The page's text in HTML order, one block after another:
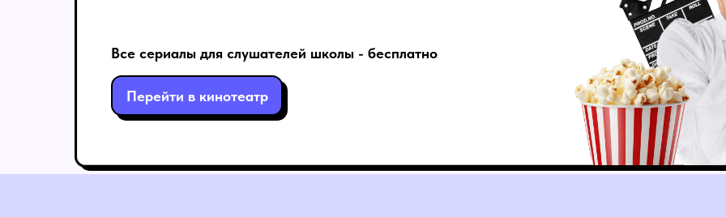
Перейти в кинотеатр
Все сериалы для слушателей школы - бесплатно